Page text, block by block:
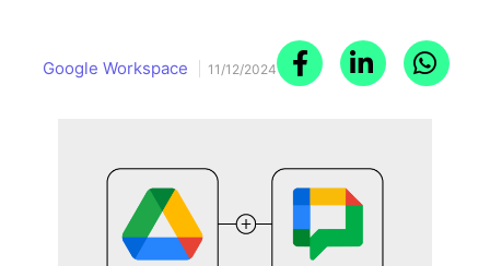
Google Workspace 11/12/2024